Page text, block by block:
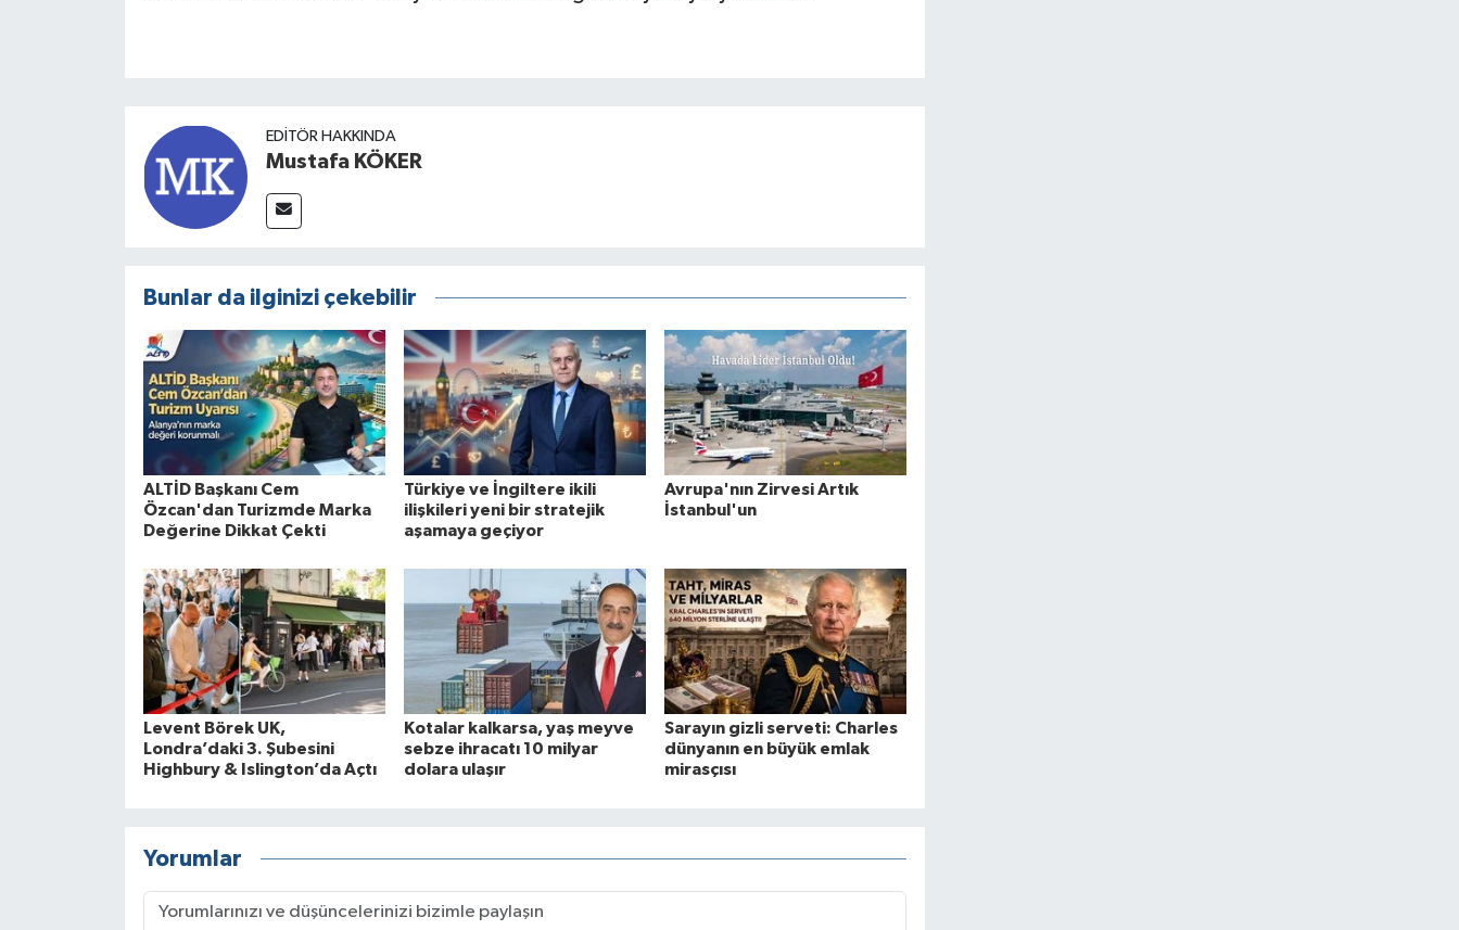
EDITÖR HAKKINDA
Mustafa KÖKER
Bunlar da ilginizi çekebilir
ALTİD Başkanı Cem
Özcan'dan Turizmde Marka
Değerine Dikkat Çekti
Türkiye ve İngiltere ikili
ilişkileri yeni bir stratejik
aşamaya geçiyor
Avrupa'nın Zirvesi Artık
İstanbul'un
Levent Börek UK,
Londra’daki 3. Şubesini
Highbury & Islington’da Açtı
Kotalar kalkarsa, yaş meyve
sebze ihracatı 10 milyar
dolara ulaşır
Sarayın gizli serveti: Charles
dünyanın en büyük emlak
mirasçısı
Yorumlar